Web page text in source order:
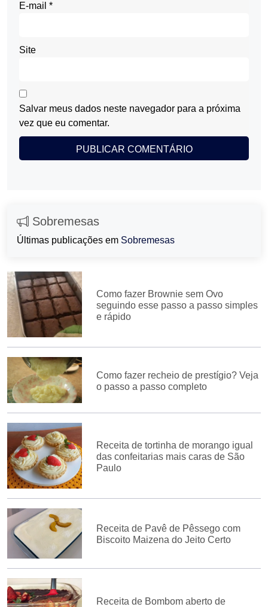
E-mail *
Site
Salvar meus dados neste navegador para a próxima
vez que eu comentar.
Sobremesas
Últimas publicações em Sobremesas
Como fazer Brownie sem Ovo
seguindo esse passo a passo simples
e rápido
Como fazer recheio de prestígio? Veja
o passo a passo completo
Receita de tortinha de morango igual
das confeitarias mais caras de São
Paulo
Receita de Pavê de Pêssego com
Biscoito Maizena do Jeito Certo
Receita de Bombom aberto de